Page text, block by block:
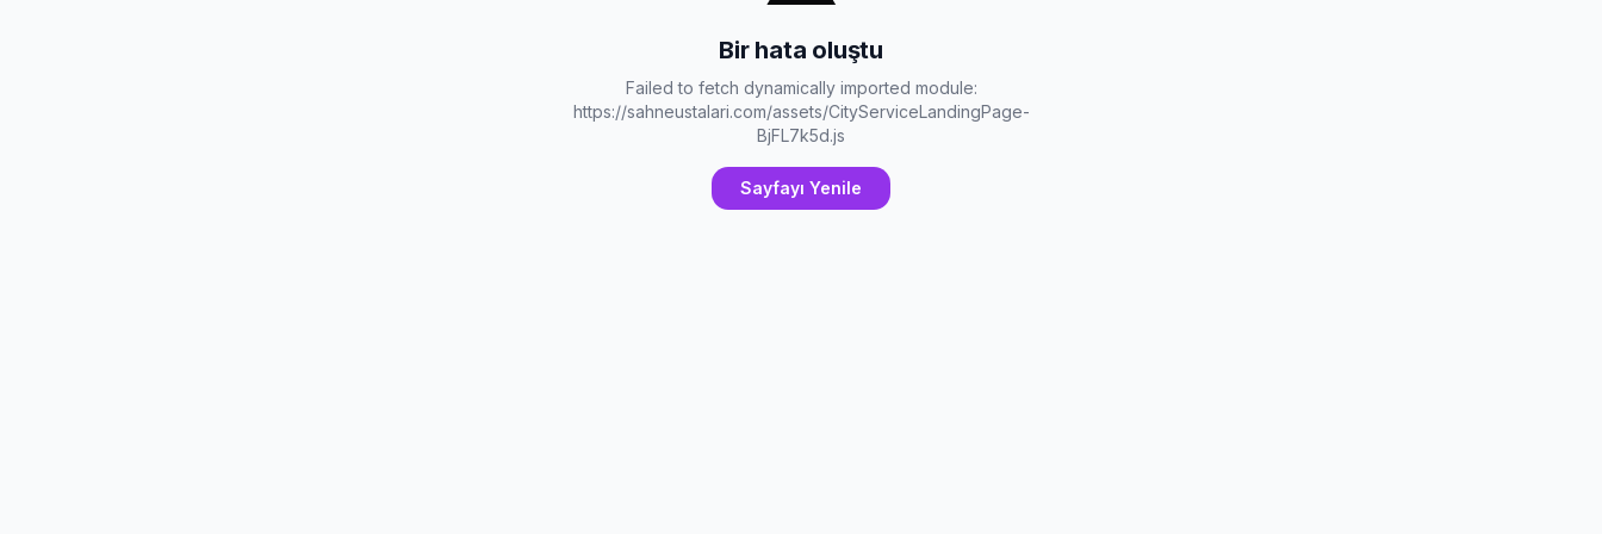
Bir hata oluştu
Failed to fetch dynamically imported module:
https://sahneustalari.com/assets/CityServiceLandingPage-
BjFL7k5d.js
Sayfayı Yenile